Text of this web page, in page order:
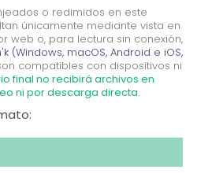
o redimidos en este
únicamente mediante vista en
web o, para lectura sin conexión,
(Windows, macOS, Android e iOS,
compatibles con dispositivos ni
final no recibirá archivos en
ni por descarga directa.